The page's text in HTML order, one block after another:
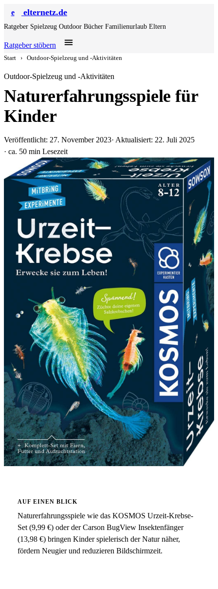
e elternetz.de
Ratgeber Spielzeug Outdoor Bücher Familienurlaub Eltern
Ratgeber stöbern
Start › Outdoor-Spielzeug und -Aktivitäten
Outdoor-Spielzeug und -Aktivitäten
Naturerfahrungsspiele für
Kinder
Veröffentlicht: 27. November 2023· Aktualisiert: 22. Juli 2025
· ca. 50 min Lesezeit
AUF EINEN BLICK
Naturerfahrungsspiele wie das KOSMOS Urzeit-Krebse-
Set (9,99 €) oder der Carson BugView Insektenfänger
(13,98 €) bringen Kinder spielerisch der Natur näher,
fördern Neugier und reduzieren Bildschirmzeit.